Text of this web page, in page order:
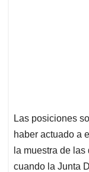
Las posiciones
haber actuado a
la muestra de
cuando la Junta